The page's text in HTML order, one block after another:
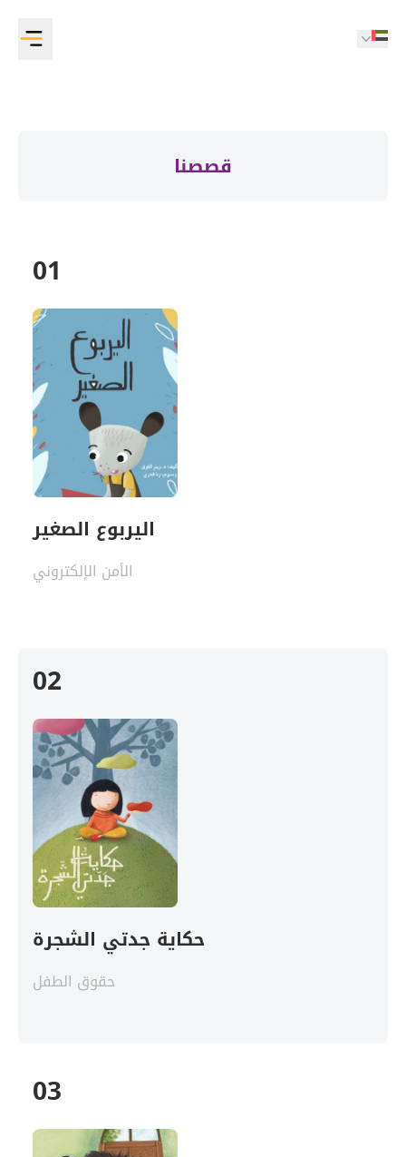
قصصنا
01
اليربوع الصغير
الأمن الإلكتروني
02
حكاية جدتي الشجرة
حقوق الطفل
03